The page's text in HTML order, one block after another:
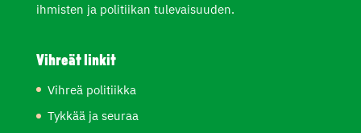
ihmisten ja politiikan tulevaisuuden.
Vihreät linkit
Vihreä politiikka
Tykkää ja seuraa